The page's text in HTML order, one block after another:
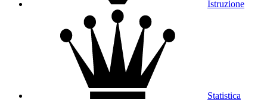
Istruzione
Statistica